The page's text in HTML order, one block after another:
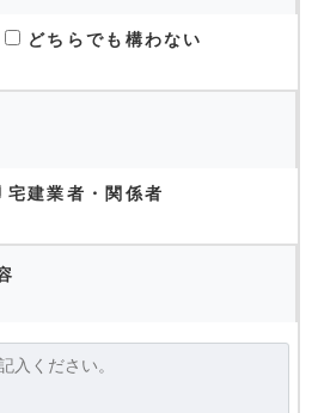
どちらでも構わない
宅建業者・関係者